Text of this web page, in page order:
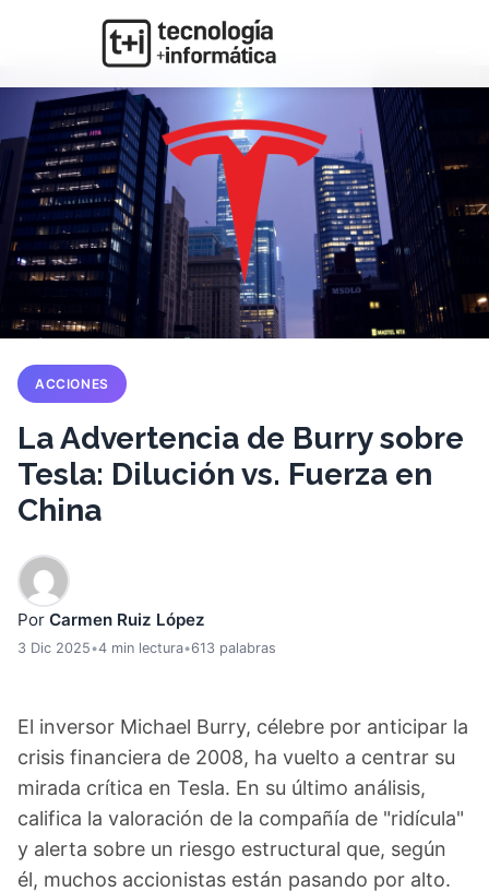
ACCIONES
La Advertencia de Burry sobre
Tesla: Dilución vs. Fuerza en
China
Por Carmen Ruiz López
3 Dic 2025•4 min lectura•613 palabras
El inversor Michael Burry, célebre por anticipar la
crisis financiera de 2008, ha vuelto a centrar su
mirada crítica en Tesla. En su último análisis,
califica la valoración de la compañía de "ridícula"
y alerta sobre un riesgo estructural que, según
él, muchos accionistas están pasando por alto.